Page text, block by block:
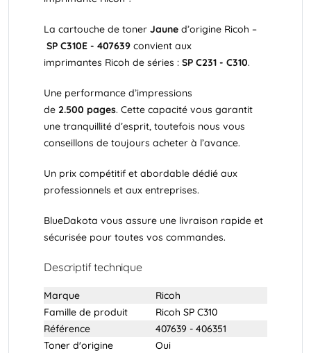
La cartouche de toner Jaune d’origine Ricoh –
SP C310E - 407639 convient aux
imprimantes Ricoh de séries : SP C231 - C310.
Une performance d’impressions
de 2.500 pages. Cette capacité vous garantit
une tranquillité d’esprit, toutefois nous vous
conseillons de toujours acheter à l’avance.
Un prix compétitif et abordable dédié aux
professionnels et aux entreprises.
BlueDakota vous assure une livraison rapide et
sécurisée pour toutes vos commandes.
Descriptif technique
Marque
Ricoh
Famille de produit
Ricoh SP C310
Référence
407639 - 406351
Toner d'origine
Oui